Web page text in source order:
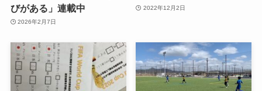
びがある」連載中
2026年2月7日
2022年12月2日